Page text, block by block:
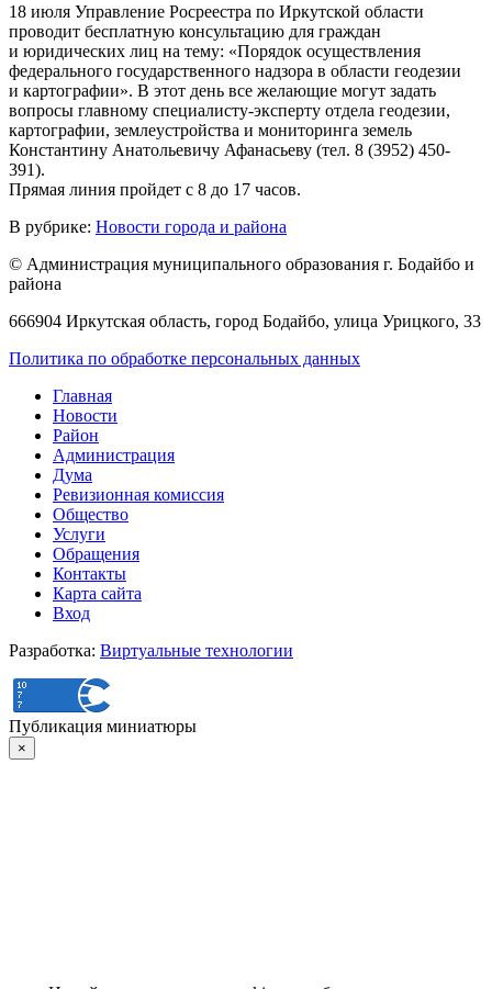
18 июля Управление Росреестра по Иркутской области
проводит бесплатную консультацию для граждан
и юридических лиц на тему: «Порядок осуществления
федерального государственного надзора в области геодезии
и картографии». В этот день все желающие могут задать
вопросы главному специалисту-эксперту отдела геодезии,
картографии, землеустройства и мониторинга земель
Константину Анатольевичу Афанасьеву (тел. 8 (3952) 450-
391).
Прямая линия пройдет с 8 до 17 часов.
В рубрике: Новости города и района
© Администрация муниципального образования г. Бодайбо и
района
666904 Иркутская область, город Бодайбо, улица Урицкого, 33
Политика по обработке персональных данных
Главная
Новости
Район
Администрация
Дума
Ревизионная комиссия
Общество
Услуги
Обращения
Контакты
Карта сайта
Вход
Разработка: Виртуальные технологии
Публикация миниатюры
×